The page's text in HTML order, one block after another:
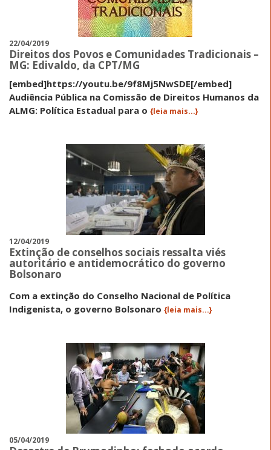
22/04/2019
Direitos dos Povos e Comunidades Tradicionais –
MG: Edivaldo, da CPT/MG
[embed]https://youtu.be/9f8Mj5NwSDE[/embed]
Audiência Pública na Comissão de Direitos Humanos da
ALMG: Política Estadual para o {leia mais...}
12/04/2019
Extinção de conselhos sociais ressalta viés
autoritário e antidemocrático do governo
Bolsonaro
Com a extinção do Conselho Nacional de Política
Indigenista, o governo Bolsonaro {leia mais...}
05/04/2019